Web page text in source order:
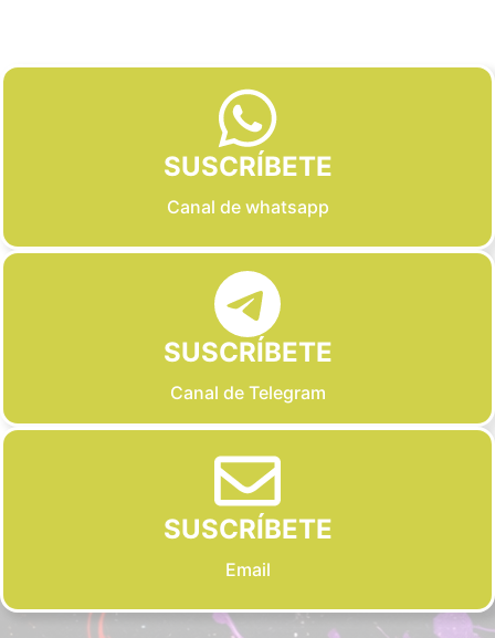
SUSCRÍBETE
Canal de whatsapp
SUSCRÍBETE
Canal de Telegram
SUSCRÍBETE
Email